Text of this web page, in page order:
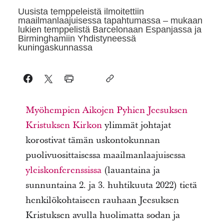
Uusista temppeleistä ilmoitettiin
maailmanlaajuisessa tapahtumassa – mukaan
lukien temppelistä Barcelonaan Espanjassa ja
Birminghamiin Yhdistyneessä
kuningaskunnassa
Myöhempien Aikojen Pyhien Jeesuksen
Kristuksen Kirkonylimmät johtajat
korostivat tämän uskontokunnan
puolivuosittaisessa maailmanlaajuisessa
yleiskonferenssissa(lauantaina ja
sunnuntaina 2. ja 3. huhtikuuta 2022) tietä
henkilökohtaiseen rauhaan Jeesuksen
Kristuksen avulla huolimatta sodan ja